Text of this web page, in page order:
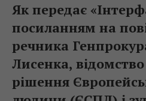
Як передає
посиланням на
речника
Лисенка,
рішення